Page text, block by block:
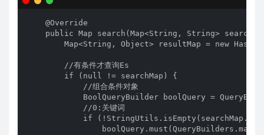
    @Override
public Map search(Map<String, String>
Map<String, Object> resultMap = new
        //有条件才查询Es
        if (null != searchMap) {
            //组合条件对象
BoolQueryBuilder boolQuery =
            //0:关键词
if